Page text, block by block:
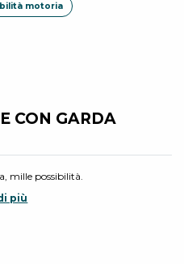
motoria
CON GARDA
mille possibilità.
più